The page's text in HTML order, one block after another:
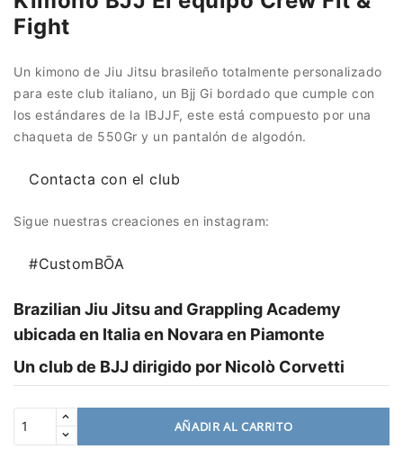
Fight
Un kimono de Jiu Jitsu brasileño totalmente personalizado
para este club italiano, un Bjj Gi bordado que cumple con
los estándares de la IBJJF, este está compuesto por una
chaqueta de 550Gr y un pantalón de algodón.
Contacta con el club
Sigue nuestras creaciones en instagram:
#CustomBŌA
Brazilian Jiu Jitsu and Grappling Academy
ubicada en Italia en Novara en Piamonte
Un club de BJJ dirigido por Nicolò Corvetti
AÑADIR AL CARRITO